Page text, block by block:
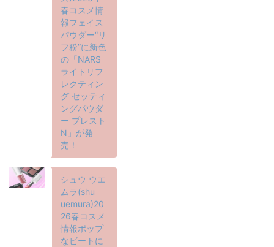
春コスメ情
報フェイス
パウダー“リ
フ粉”に新色
の「NARS
ライトリフ
レクティン
グ セッティ
ングパウダ
ー プレスト
N」が発
売！
シュウ ウエ
ムラ(shu
uemura)20
26春コスメ
情報ポップ
なビートに